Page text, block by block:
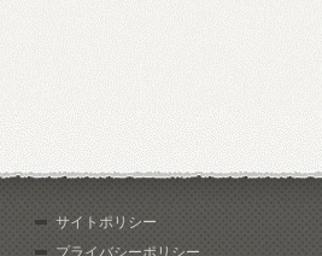
サイトポリシー
プライバシーポリシー